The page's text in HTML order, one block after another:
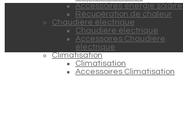
Accessoires énergie solaire
Récupération de chaleur
Chaudière électrique
Chaudière électrique
Accessoires Chaudière
électrique
Climatisation
Climatisation
Accessoires Climatisation